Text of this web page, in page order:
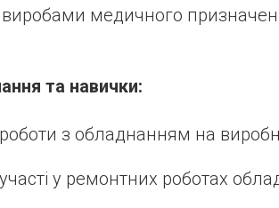
медичного
та навички:
з обладнанням на
у ремонтних роботах